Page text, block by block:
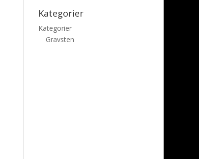
Kategorier
Kategorier
Gravsten